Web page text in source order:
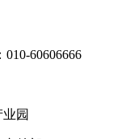
60606666
园